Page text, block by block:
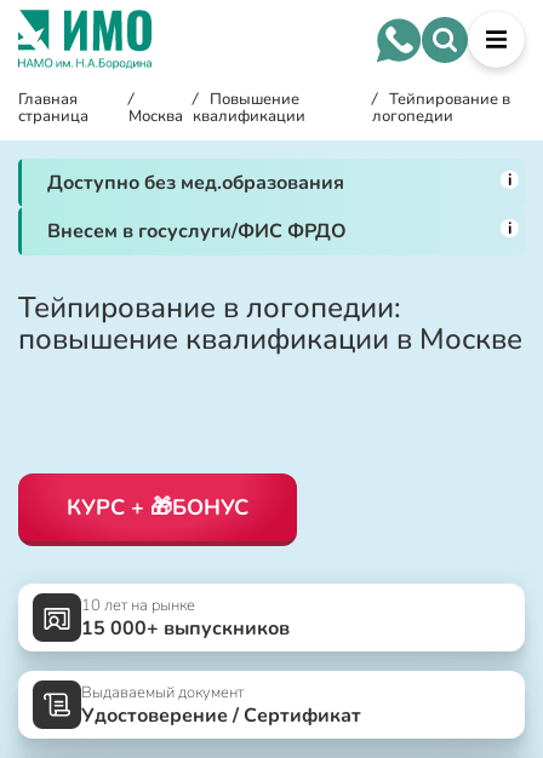
Главная
страница
/
Москва
/ Повышение
квалификации
/ Тейпирование в
логопедии
Доступно без мед.образования i
Внесем в госуслуги/ФИС ФРДО i
Тейпирование в логопедии:
повышение квалификации в Москве
КУРС + 🎁БОНУС
10 лет на рынке
15 000+ выпускников
Выдаваемый документ
Удостоверение / Сертификат